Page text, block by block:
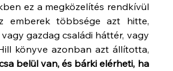
ez a megközelítés rendkívül
emberek többsége azt hitte,
gazdag családi háttér, vagy
könyve azonban azt állította,
belül van, és bárki elérheti, ha